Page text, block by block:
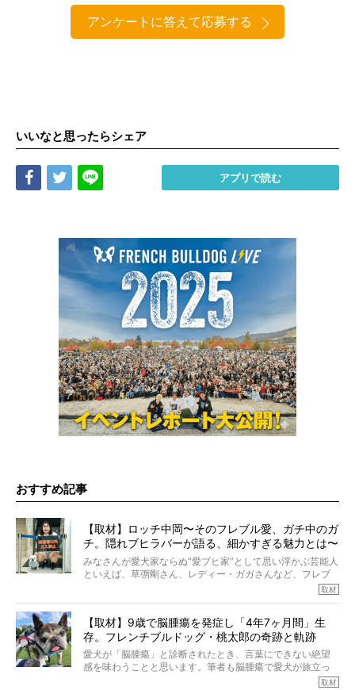
アンケートに答えて応募する
いいなと思ったらシェア
Share Tweet アプリで読む
おすすめ記事
【取材】ロッチ中岡〜そのフレブル愛、ガチ中のガ
チ。隠れブヒラバーが語る、細かすぎる魅力とは〜
【前編】
みなさんが愛犬家ならぬ“愛ブヒ家”として思い浮かぶ芸能人
といえば、草彅剛さん、レディー・ガガさんなど、フレブ
ルを飼っている方が多いと思います。が、ロッチ中岡さん
んのインスタグラムを覗くと、たくさんのフレブルアカウ
ントがフォローされていて、わが『FRENCH BULLDOG
LIFE』モデルのnicoやトーラスも、その中の一頭。
そんな中岡さんに、フレブルの魅力を語っていただきまし
た。そのブヒ愛っぷりは、思ってた以上！ ガチ中のガチ
取材
【取材】9歳で脳腫瘍を発症し「4年7ヶ月間」生
存。フレンチブルドッグ・桃太郎の奇跡と軌跡
愛犬が「脳腫瘍」と診断されたとき、言葉にできない絶望
感を味わうことと思います。筆者も脳腫瘍で愛犬が旅立っ
たひとり。だからこそ、どれほど厄介で困難な病気かを理取材